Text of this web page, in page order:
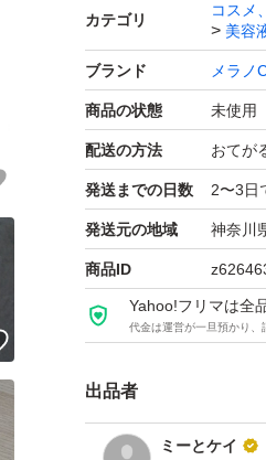
カテゴリ
コスメ
美容
ブランド メラノ
商品の状態 未使用
配送の方法 おてが
発送までの日数 2〜3日
発送元の地域 神奈川
商品ID
Yahoo!フリマは全
代金は運営が一旦預かり
出品者
ミーとケイ